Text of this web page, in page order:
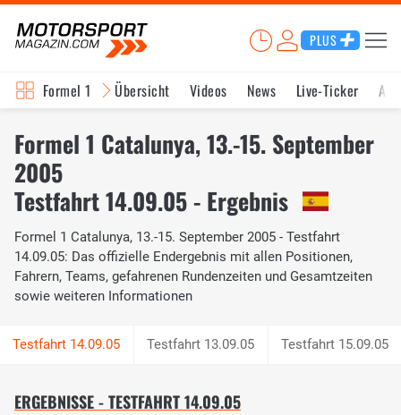
PLUS
Formel 1 Übersicht Videos News Live-Ticker
Formel 1 Catalunya, 13.-15. September
2005
Testfahrt 14.09.05 - Ergebnis
Formel 1 Catalunya, 13.-15. September 2005 - Testfahrt
14.09.05: Das offizielle Endergebnis mit allen Positionen,
Fahrern, Teams, gefahrenen Rundenzeiten und Gesamtzeiten
sowie weiteren Informationen
Testfahrt 13.09.05 Testfahrt 15.09.05
ERGEBNISSE - TESTFAHRT 14.09.05